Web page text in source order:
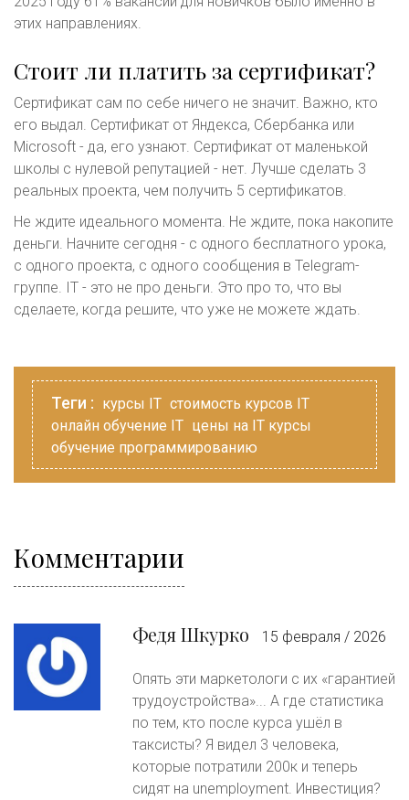
этих направлениях.
Стоит ли платить за сертификат?
Сертификат сам по себе ничего не значит. Важно, кто
его выдал. Сертификат от Яндекса, Сбербанка или
Microsoft - да, его узнают. Сертификат от маленькой
школы с нулевой репутацией - нет. Лучше сделать 3
реальных проекта, чем получить 5 сертификатов.
Не ждите идеального момента. Не ждите, пока накопите
деньги. Начните сегодня - с одного бесплатного урока,
с одного проекта, с одного сообщения в Telegram-
группе. IT - это не про деньги. Это про то, что вы
сделаете, когда решите, что уже не можете ждать.
Теги : курсы IT стоимость курсов IT
онлайн обучение IT цены на IT курсы
обучение программированию
Комментарии
Федя Шкурко 15 февраля / 2026
Опять эти маркетологи с их «гарантией
трудоустройства»... А где статистика
по тем, кто после курса ушёл в
таксисты? Я видел 3 человека,
которые потратили 200к и теперь
сидят на unemployment. Инвестиция?